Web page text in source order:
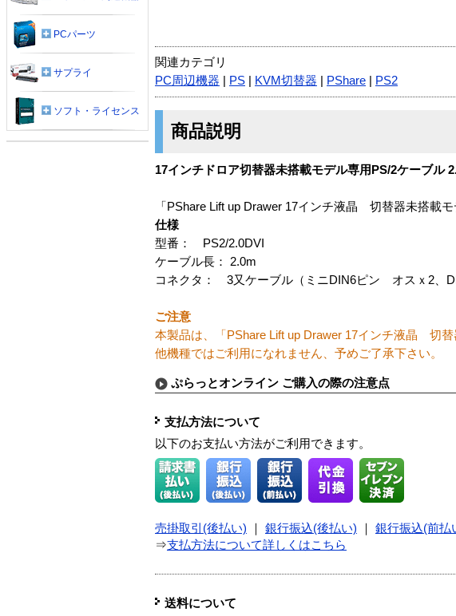
関連カテゴリ
PC周辺機器
PS KVM切替器 PShare PS2
商品説明
17インチドロア切替器未搭載モデル専用PS/2ケーブル
「PShare Lift up Drawer 17インチ液晶 切替器未搭載
仕様
型番： PS2/2.0DVI
ケーブル長： 2.0m
コネクタ： 3又ケーブル（ミニDIN6ピン オスｘ2、
ご注意
本製品は、「PShare Lift up Drawer 17インチ液晶 切替
他機種ではご利用になれません、予めご了承下さい。
ぷらっとオンライン ご購入の際の注意点
支払方法について
以下のお支払い方法がご利用できます。
売掛取引(後払い) 銀行振込(後払い) 銀行振込(前払
⇒支払方法について詳しくはこちら
送料について
PCパーツ
サプライ
ソフト・ライセンス